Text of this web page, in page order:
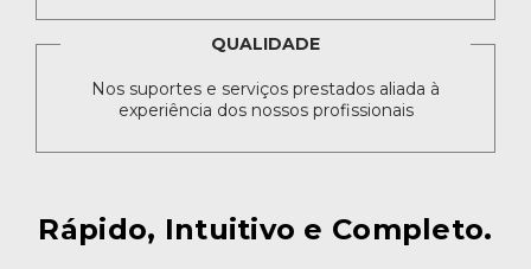
QUALIDADE
Nos suportes e serviços prestados aliada à
experiência dos nossos profissionais
Rápido, Intuitivo e Completo.